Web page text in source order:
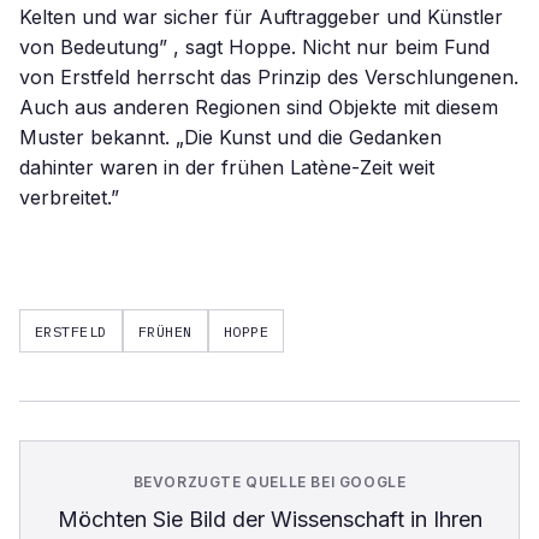
Kelten und war sicher für Auftraggeber und Künstler
von Bedeutung” , sagt Hoppe. Nicht nur beim Fund
von Erstfeld herrscht das Prinzip des Verschlungenen.
Auch aus anderen Regionen sind Objekte mit diesem
Muster bekannt. „Die Kunst und die Gedanken
dahinter waren in der frühen Latène-Zeit weit
verbreitet.”
ERSTFELD FRÜHEN HOPPE
BEVORZUGTE QUELLE BEI GOOGLE
Möchten Sie Bild der Wissenschaftin Ihren